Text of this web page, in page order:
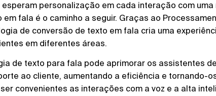
personalização em cada interação com uma
fala é o caminho a seguir. Graças ao
de conversão de texto em fala cria uma
em diferentes áreas.
de texto para fala pode aprimorar os assistentes
ao cliente, aumentando a eficiência e tornando-
convenientes as interações com a voz e a alta